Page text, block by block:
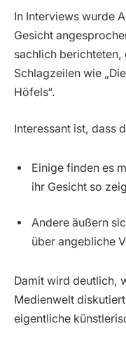
In Interviews wurde
Gesicht
sachlich
Schlagzeilen wie
Höfels“.
Interessant ist, dass
Einige finden es
ihr Gesicht so
Andere äußern
über angebliche
Damit wird deutlich,
Medienwelt
eigentliche